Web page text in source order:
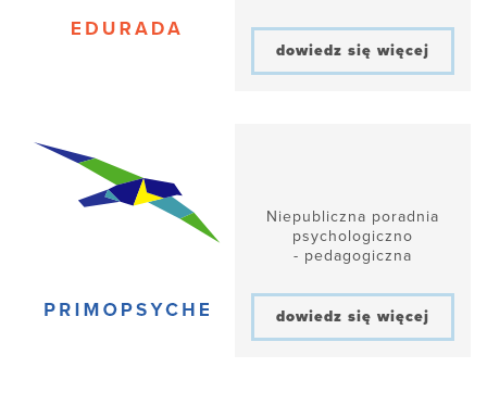
dowiedz się więcej
Niepubliczna poradnia
psychologiczno
- pedagogiczna
dowiedz się więcej